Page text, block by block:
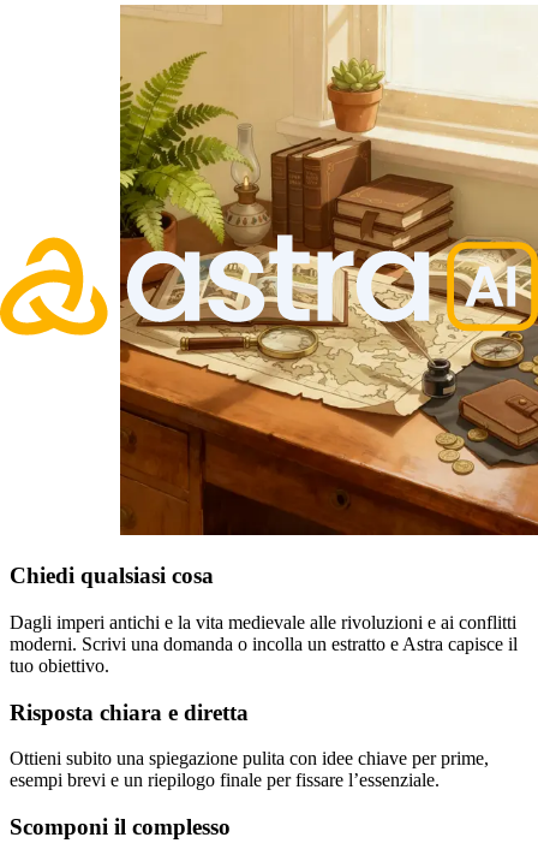
Chiedi qualsiasi cosa
Dagli imperi antichi e la vita medievale alle rivoluzioni e ai conflitti
moderni. Scrivi una domanda o incolla un estratto e Astra capisce il
tuo obiettivo.
Risposta chiara e diretta
Ottieni subito una spiegazione pulita con idee chiave per prime,
esempi brevi e un riepilogo finale per fissare l’essenziale.
Scomponi il complesso